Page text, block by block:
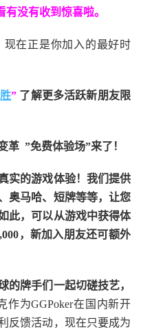
没有收到惊喜啦。
现在正是你加入的最好时
” 了解更多活跃新朋友限
革 ”免费体验场”来了！
实的游戏体验！我们提供
奥马哈、短牌等等，让您
此， 可以从游戏中获得体
，新加入朋友还可额外
的牌手们一起切磋技艺，
作为GGPoker在国内新开
反馈活动，现在只要成为